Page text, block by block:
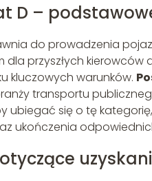
D –
do prowadzenia
dla przyszłych
kluczowych warunków.
transportu
ubiegać się o tę
ukończenia